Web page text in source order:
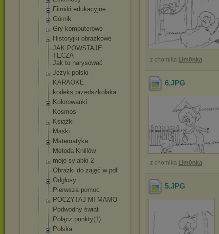
Filmiki edukacyjne
Górnik
Gry komputerowe
Historyjki obrazkowe
JAK POWSTAJE
TĘCZA
Jak to narysować
Język polski
KARAOKE
kodeks przedszkolaka
Kolorowanki
Kosmos
Książki
Maski
Matematyka
Metoda Knillów
moje sylabki 2
Obrazki do zajęć w pdf
Odgłosy
Pierwsza pomoc
POCZYTAJ MI MAMO
Podwodny świat
Połącz punkty(1)
Polska
z chomika Lim0nka
6.JPG
z chomika Lim0nka
5.JPG